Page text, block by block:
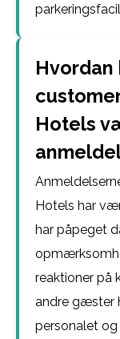
Hotels
Hotels har
har påpeget
reaktioner på
andre gæster
personalet